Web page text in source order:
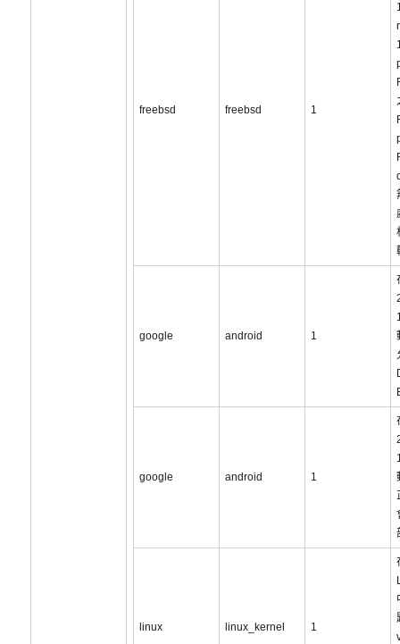
freebsd freebsd 1
google android 1
google android 1
linux linux_kernel 1